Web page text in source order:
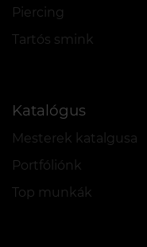
Piercing
Tartós smink
Katalógus
Mesterek katalgusa
Portfóliónk
Top munkák